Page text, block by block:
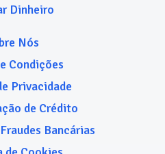
Dinheiro
Nós
Condições
Privacidade
de Crédito
Bancárias